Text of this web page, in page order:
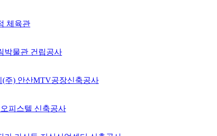
체육관
박물관 건립공사
(주) 안산MTV공장신축공사
피스텔 신축공사